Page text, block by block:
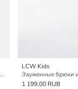
Набор из 2 футболок с круглым вырезом для мальчиков
LCW Kids
Зауженные брюки
1 199,00 RUB